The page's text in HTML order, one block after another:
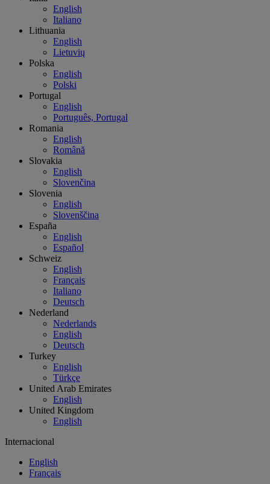
English
Italiano
Lithuania
English
Lietuvių
Polska
English
Polski
Portugal
English
Português, Portugal
Romania
English
Română
Slovakia
English
Slovenčina
Slovenia
English
Slovenščina
España
English
Español
Schweiz
English
Français
Italiano
Deutsch
Nederland
Nederlands
English
Deutsch
Turkey
English
Türkçe
United Arab Emirates
English
United Kingdom
English
Internacional
English
Français